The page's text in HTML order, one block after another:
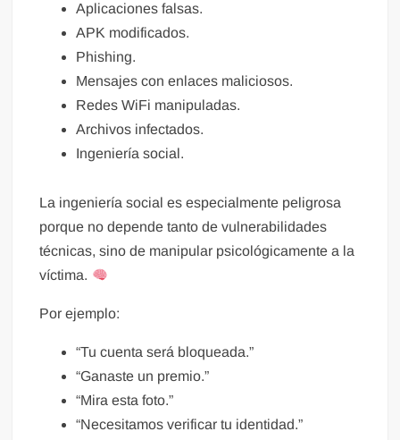
Aplicaciones falsas.
APK modificados.
Phishing.
Mensajes con enlaces maliciosos.
Redes WiFi manipuladas.
Archivos infectados.
Ingeniería social.
La ingeniería social es especialmente peligrosa
porque no depende tanto de vulnerabilidades
técnicas, sino de manipular psicológicamente a la
víctima.
Por ejemplo:
“Tu cuenta será bloqueada.”
“Ganaste un premio.”
“Mira esta foto.”
“Necesitamos verificar tu identidad.”